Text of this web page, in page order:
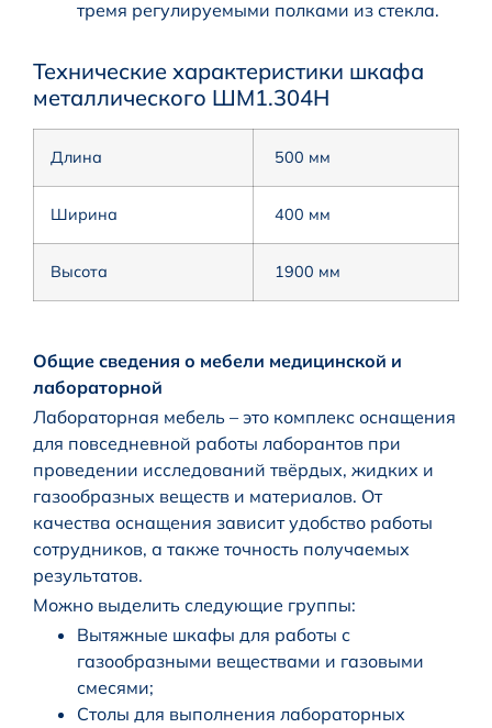
тремя регулируемыми полками из стекла.
Технические характеристики шкафа
металлического ШМ1.304Н
Длина 500 мм
Ширина 400 мм
Высота 1900 мм
Общие сведения о мебели медицинской и
лабораторной
Лабораторная мебель – это комплекс оснащения
для повседневной работы лаборантов при
проведении исследований твёрдых, жидких и
газообразных веществ и материалов. От
качества оснащения зависит удобство работы
сотрудников, а также точность получаемых
результатов.
Можно выделить следующие группы:
Вытяжные шкафы для работы с
газообразными веществами и газовыми
смесями;
Столы для выполнения лабораторных